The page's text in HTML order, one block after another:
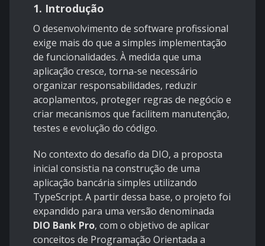
1. Introdução
O desenvolvimento de software profissional
exige mais do que a simples implementação
de funcionalidades. À medida que uma
aplicação cresce, torna-se necessário
organizar responsabilidades, reduzir
acoplamentos, proteger regras de negócio e
criar mecanismos que facilitem manutenção,
testes e evolução do código.
No contexto do desafio da DIO, a proposta
inicial consistia na construção de uma
aplicação bancária simples utilizando
TypeScript. A partir dessa base, o projeto foi
expandido para uma versão denominada
DIO Bank Pro, com o objetivo de aplicar
conceitos de Programação Orientada a